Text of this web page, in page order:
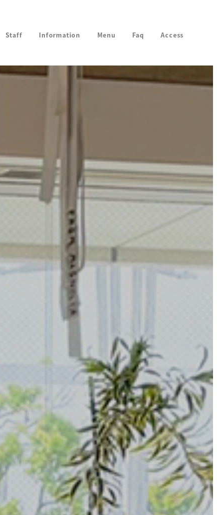
Staff Information Menu Faq Access